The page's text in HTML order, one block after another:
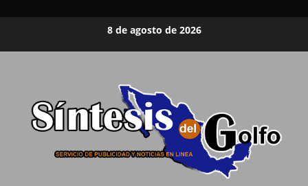
8 de agosto de 2026